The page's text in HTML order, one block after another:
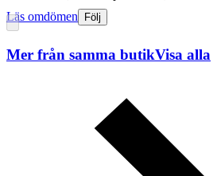
Läs omdömen Följ
Mer från samma butikVisa alla